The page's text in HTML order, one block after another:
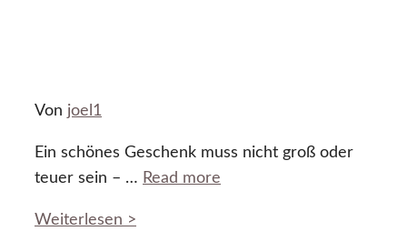
Von joel1
Ein schönes Geschenk muss nicht groß oder
teuer sein – … Read more
Weiterlesen >